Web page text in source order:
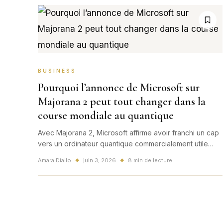
BUSINESS
Pourquoi l’annonce de Microsoft sur
Majorana 2 peut tout changer dans la
course mondiale au quantique
Avec Majorana 2, Microsoft affirme avoir franchi un cap
vers un ordinateur quantique commercialement utile
technologique et business autour du quantique.
Amara Diallo ◆ juin 3, 2026 ◆ 8 min de lecture